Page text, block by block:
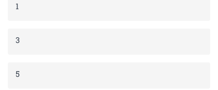
1
3
5